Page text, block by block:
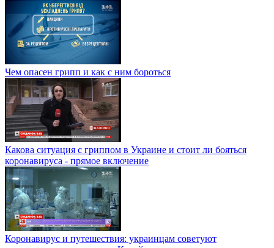
Чем опасен грипп и как с ним бороться
Какова ситуация с гриппом в Украине и стоит ли бояться
коронавируса - прямое включение
Коронавирус и путешествия: украинцам советуют